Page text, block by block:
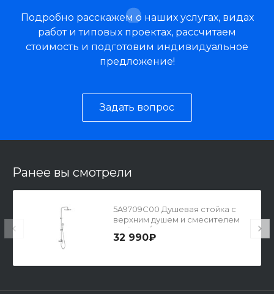
Подробно расскажем о наших услугах, видах
работ и типовых проектах, рассчитаем
стоимость и подготовим индивидуальное
предложение!
Задать вопрос
Ранее вы смотрели
5A9709C00 Душевая стойка с
верхним душем и смесителем
Stella 80/1, серия L20
32 990₽